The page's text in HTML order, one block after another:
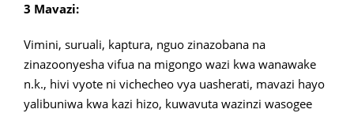
3 Mavazi:
Vimini, suruali, kaptura, nguo zinazobana na
zinazoonyesha vifua na migongo wazi kwa wanawake
n.k., hivi vyote ni vichecheo vya uasherati, mavazi hayo
yalibuniwa kwa kazi hizo, kuwavuta wazinzi wasogee